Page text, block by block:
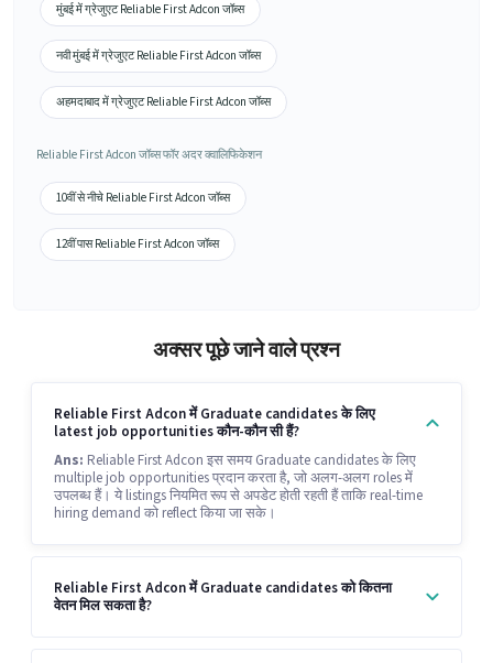
मुंबई में ग्रेजुएट Reliable First Adcon जॉब्स
नवी मुंबई में ग्रेजुएट Reliable First Adcon जॉब्स
अहमदाबाद में ग्रेजुएट Reliable First Adcon जॉब्स
Reliable First Adcon जॉब्स फॉर अदर क्वालिफिकेशन
10वीं से नीचे Reliable First Adcon जॉब्स
12वीं पास Reliable First Adcon जॉब्स
अक्सर पूछे जाने वाले प्रश्न
Reliable First Adcon में Graduate candidates के लिए
latest job opportunities कौन-कौन सी हैं?
Ans: Reliable First Adcon इस समय Graduate candidates के लिए
multiple job opportunities प्रदान करता है, जो अलग-अलग roles में
उपलब्ध हैं। ये listings नियमित रूप से अपडेट होती रहती हैं ताकि real-time
hiring demand को reflect किया जा सके।
Reliable First Adcon में Graduate candidates को कितना
वेतन मिल सकता है?